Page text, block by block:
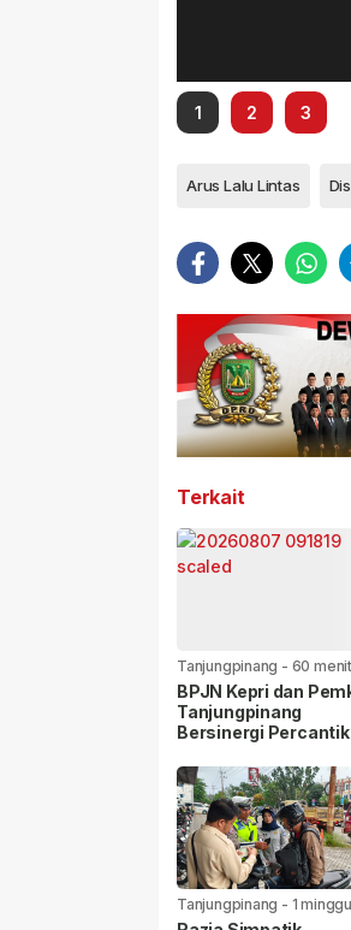
1 2 3
Arus Lalu Lintas
Terkait
Tanjungpinang - 60 menit
yang lalu
BPJN Kepri dan
Tanjungpinang
Bersinergi Percantik
Menjelang HUT RI
Tanjungpinang - 1 minggu
yang lalu